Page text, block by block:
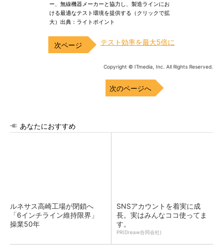
ー、無線機器メーカーと協力し、製造ラインにお
ける最適なテスト環境を提供する（クリックで拡
大）出典：ライトポイント
テスト効率を最大5倍に
Copyright © ITmedia, Inc. All Rights Reserved.
次のページへ
あなたにおすすめ
ルネサス高崎工場が閉鎖へ
「6インチライン維持限界」
操業50年
SNSアカウントを着実に成
長。実はみんなココ使ってま
す。
PR(Dreaw合同会社)